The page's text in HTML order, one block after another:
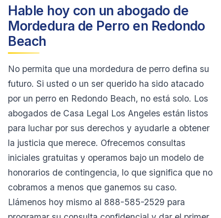
Hable hoy con un abogado de
Mordedura de Perro en Redondo
Beach
No permita que una mordedura de perro defina su
futuro. Si usted o un ser querido ha sido atacado
por un perro en Redondo Beach, no está solo. Los
abogados de Casa Legal Los Angeles están listos
para luchar por sus derechos y ayudarle a obtener
la justicia que merece. Ofrecemos consultas
iniciales gratuitas y operamos bajo un modelo de
honorarios de contingencia, lo que significa que no
cobramos a menos que ganemos su caso.
Llámenos hoy mismo al 888-585-2529 para